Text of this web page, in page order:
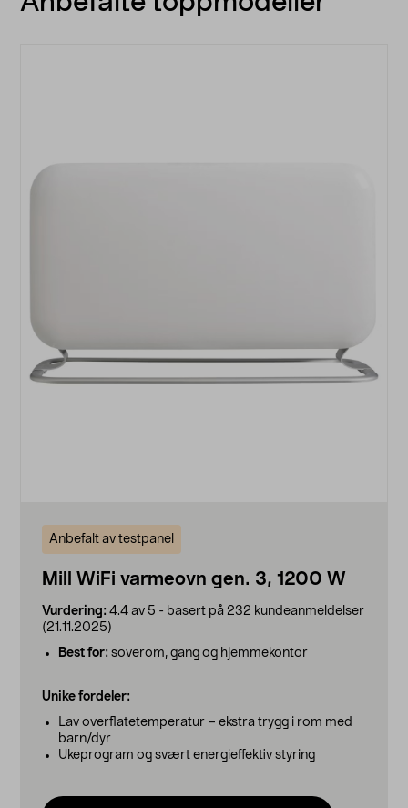
Anbefalt av testpanel
Mill WiFi varmeovn gen. 3, 1200 W
Vurdering: 4.4 av 5 - basert på 232 kundeanmeldelser
(21.11.2025)
Best for: soverom, gang og hjemmekontor
Unike fordeler:
Lav overflatetemperatur – ekstra trygg i rom med
barn/dyr
Ukeprogram og svært energieffektiv styring